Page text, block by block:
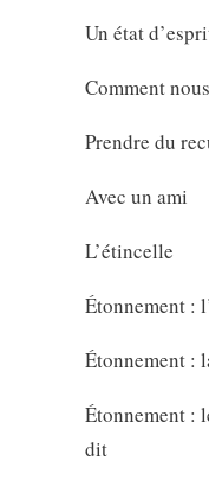
Un état
Comment
Prendre du
Avec un ami
L’étincelle
Étonnement :
Étonnement :
Étonnement :
dit